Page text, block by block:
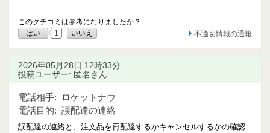
このクチコミは参考になりましたか？
はい
1 いいえ 不適切情報の通報
2026年05月28日 12時33分
投稿ユーザー: 匿名さん
電話相手:
ロケットナウ
電話目的: 誤配達の連絡
誤配達の連絡と、注文品を再配達するかキャンセルするかの確認